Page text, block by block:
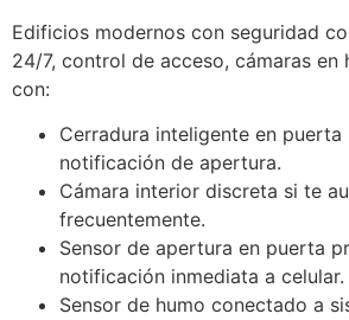
Edificios modernos con seguridad
24/7, control de acceso, cámaras en
con:
Cerradura inteligente en
notificación de apertura.
Cámara interior discreta si te
frecuentemente.
Sensor de apertura en puerta
notificación inmediata a celular.
Sensor de humo conectado a